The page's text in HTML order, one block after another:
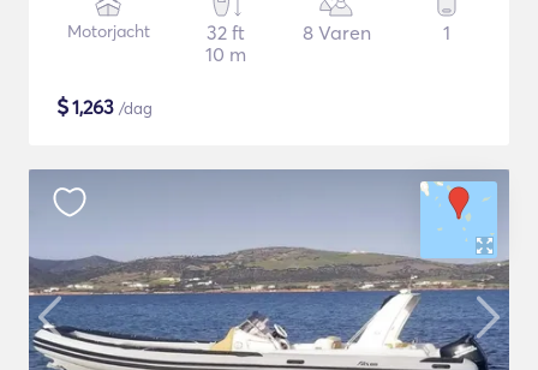
Motorjacht
32 ft
10 m
8 Varen 1
$1,263 /dag